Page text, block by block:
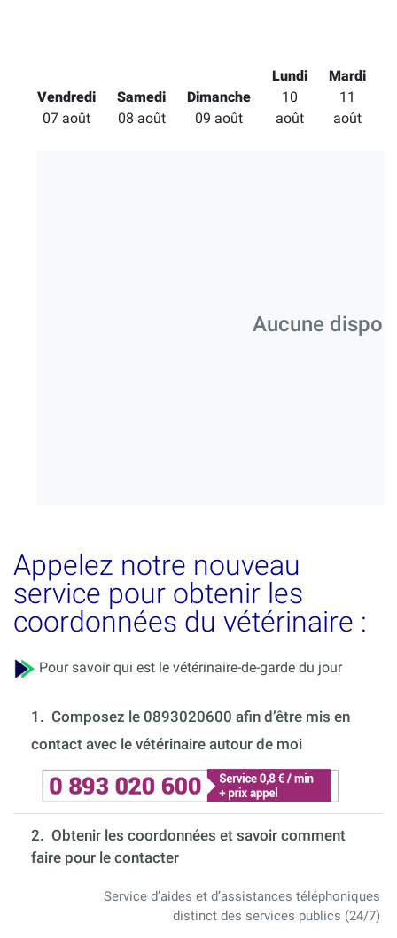
Vendredi
07 août
Samedi
08 août
Dimanche
09 août
Lundi
10
août
Mardi
11
août
Aucune
Appelez notre nouveau
service pour obtenir les
coordonnées du vétérinaire :
Pour savoir qui est le vétérinaire-de-garde du jour
1. Composez le 0893020600 afin d’être mis en
contact avec le vétérinaire autour de moi
2. Obtenir les coordonnées et savoir comment
faire pour le contacter
Service d’aides et d’assistances téléphoniques
distinct des services publics (24/7)